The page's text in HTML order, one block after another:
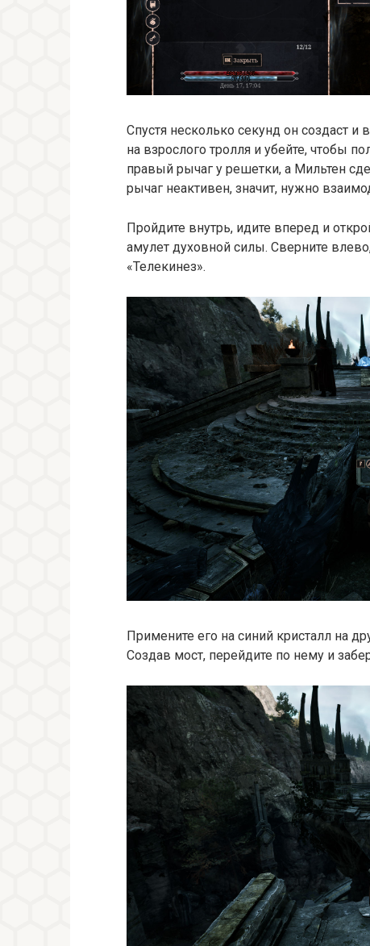
Спустя несколько секунд он создаст
на взрослого тролля и убейте, чтобы
правый рычаг у решетки, а Мильтен
рычаг неактивен, значит, нужно
Пройдите внутрь, идите вперед и
амулет духовной силы. Сверните
«Телекинез».
Примените его на синий кристалл на
Создав мост, перейдите по нему и